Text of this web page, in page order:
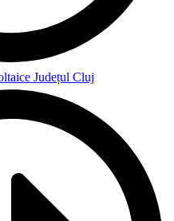
Județul Cluj